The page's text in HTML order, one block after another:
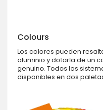
Colours
Los colores pueden
aluminio y dotarla de un
genuino. Todos los
disponibles en dos paletas